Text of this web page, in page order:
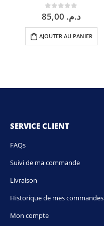
0sur 5د.م.
AJOUTER AU PANIER
SERVICE CLIENT
FAQs
Suivi de ma commande
Livraison
Historique de mes commandes
Mon compte